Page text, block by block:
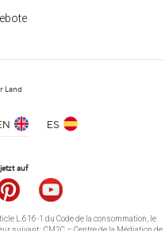
Land
ES
auf
L.616-1 du Code de la consommation, le